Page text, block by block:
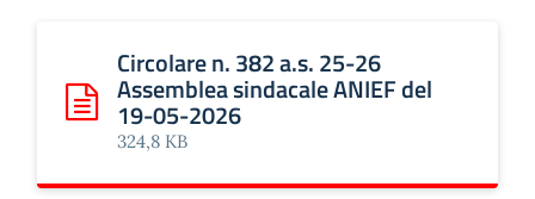
Scarica: Circolare n. 382 a.s. 25-26 Assemblea sindacale
Circolare n. 382 a.s. 25-26
Assemblea sindacale ANIEF del
19-05-2026
324,8 KB